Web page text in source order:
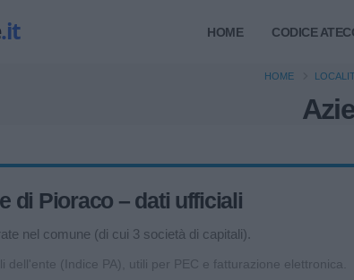
HOME CODICE
HOME
di Pioraco – dati ufficiali
nel comune (di cui 3 società di capitali).
dell'ente (Indice PA), utili per PEC e fatturazione elettronica.